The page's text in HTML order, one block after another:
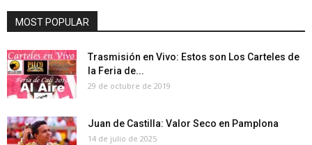
MOST POPULAR
Trasmisión en Vivo: Estos son Los Carteles de
la Feria de...
29 de octubre de 2019
Juan de Castilla: Valor Seco en Pamplona
14 de julio de 2025